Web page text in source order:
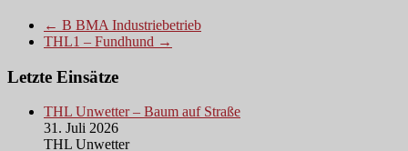
← B BMA Industriebetrieb
THL1 – Fundhund →
Letzte Einsätze
THL Unwetter – Baum auf Straße
31. Juli 2026
THL Unwetter